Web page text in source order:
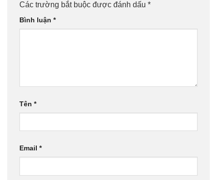
Các trường bắt buộc được đánh dấu *
Bình luận *
Tên *
Email *